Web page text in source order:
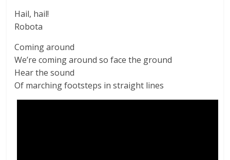
Hail, hail!
Robota
Coming around
We’re coming around so face the ground
Hear the sound
Of marching footsteps in straight lines